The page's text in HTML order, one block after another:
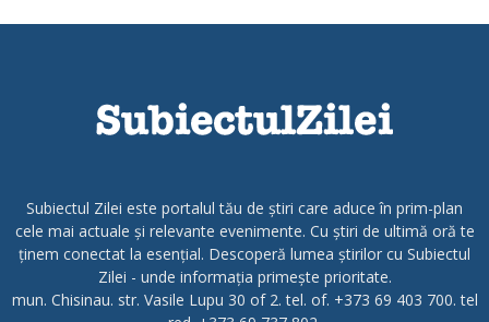
Subiectul Zilei este portalul tău de știri care aduce în prim-plan
cele mai actuale și relevante evenimente. Cu știri de ultimă oră te
ținem conectat la esențial. Descoperă lumea știrilor cu Subiectul
Zilei - unde informația primește prioritate.
mun. Chisinau. str. Vasile Lupu 30 of 2. tel. of. +373 69 403 700. tel